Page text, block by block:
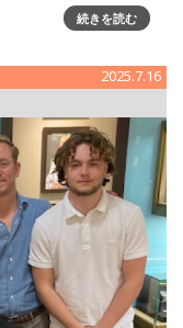
Punkenhofer（ロベ
続きを読む
2025.7.16